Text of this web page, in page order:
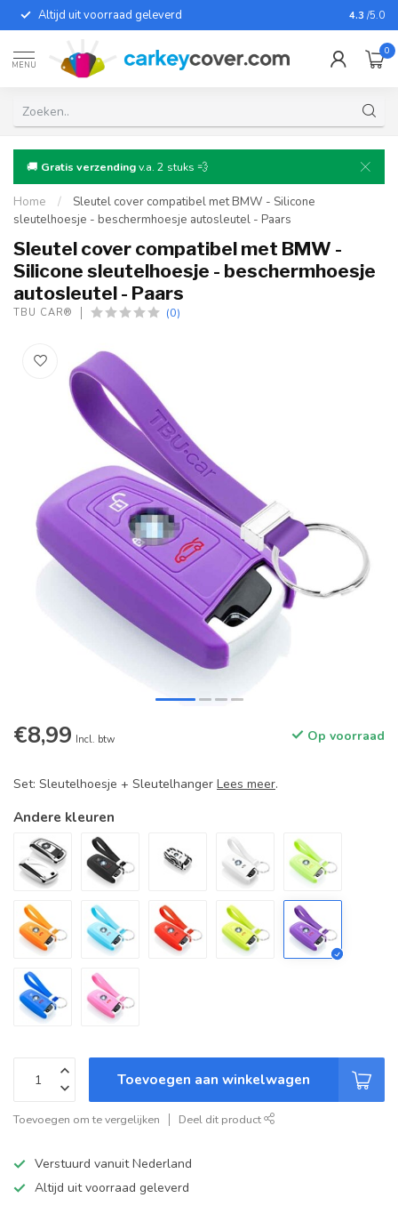
Altijd uit voorraad geleverd Voor
4.3 /5.0
MENU
0
🚚 Gratis verzendingv.a. 2 stuks 💨
Home /
Sleutel cover compatibel met BMW - Silicone
sleutelhoesje - beschermhoesje autosleutel - Paars
Sleutel cover compatibel met BMW -
Silicone sleutelhoesje - beschermhoesje
autosleutel - Paars
TBU CAR® (0)
€8,99 Incl. btw Op voorraad
Set: Sleutelhoesje + Sleutelhanger Lees meer.
Andere kleuren
Toevoegen aan winkelwagen
Toevoegen om te vergelijken Deel dit product
Verstuurd vanuit Nederland
Altijd uit voorraad geleverd